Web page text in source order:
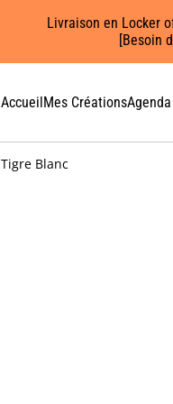
Livraison en Locker
[Besoin
AccueilMes Créations
Tigre Blanc